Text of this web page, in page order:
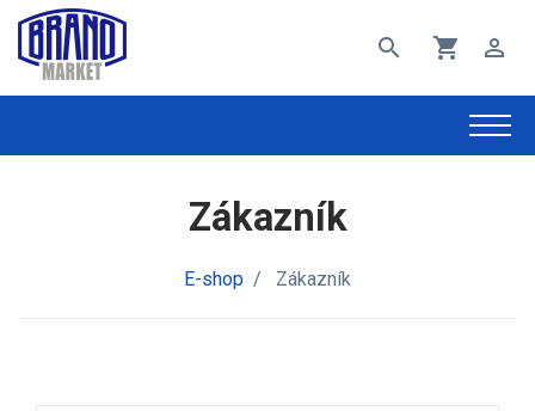
search shopping_cart perm_identity
Zákazník
E-shop / Zákazník